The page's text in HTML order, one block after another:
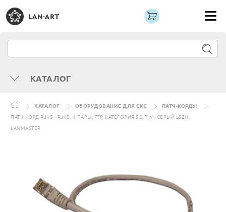
КАТАЛОГ
КАТАЛОГ ОБОРУДОВАНИЕ ДЛЯ СКС
ПАТЧ-КОРДЫ
ПАТЧ-КОРД RJ45 - RJ45, 4 ПАРЫ, FTP, КАТЕГОРИЯ 5Е, 7 М, СЕРЫЙ LSZH,
LANMASTER